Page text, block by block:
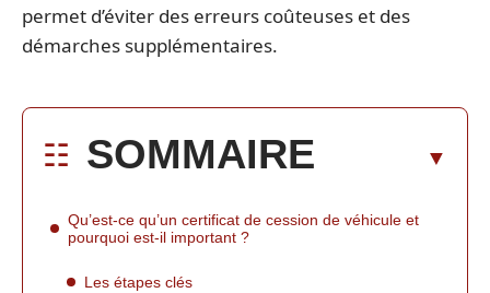
permet d’éviter des erreurs coûteuses et des
démarches supplémentaires.
SOMMAIRE
Qu’est-ce qu’un certificat de cession de véhicule et
pourquoi est-il important ?
Les étapes clés